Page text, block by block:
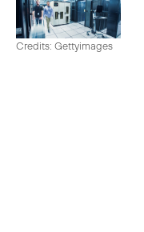
Credits: Gettyimages